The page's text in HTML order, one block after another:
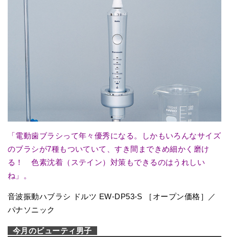
「電動歯ブラシって年々優秀になる。しかもいろんなサイズ
のブラシが7種もついていて、すき間まできめ細かく磨け
る！ 色素沈着（ステイン）対策もできるのはうれしい
ね」。
音波振動ハブラシ ドルツ EW-DP53-S ［オープン価格］／
パナソニック
今月のビューティ男子